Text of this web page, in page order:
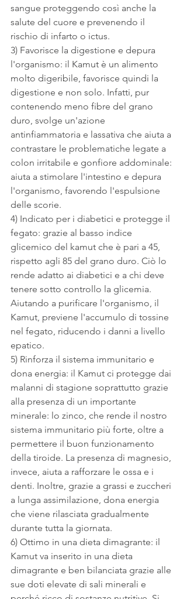
sangue proteggendo così anche la
salute del cuore e prevenendo il
rischio di infarto o ictus.
3) Favorisce la digestione e depura
l'organismo: il Kamut è un alimento
molto digeribile, favorisce quindi la
digestione e non solo. Infatti, pur
contenendo meno fibre del grano
duro, svolge un'azione
antinfiammatoria e lassativa che aiuta a
contrastare le problematiche legate a
colon irritabile e gonfiore addominale:
aiuta a stimolare l'intestino e depura
l'organismo, favorendo l'espulsione
delle scorie.
4) Indicato per i diabetici e protegge il
fegato: grazie al basso indice
glicemico del kamut che è pari a 45,
rispetto agli 85 del grano duro. Ciò lo
rende adatto ai diabetici e a chi deve
tenere sotto controllo la glicemia.
Aiutando a purificare l'organismo, il
Kamut, previene l'accumulo di tossine
nel fegato, riducendo i danni a livello
epatico.
5) Rinforza il sistema immunitario e
dona energia: il Kamut ci protegge dai
malanni di stagione soprattutto grazie
alla presenza di un importante
minerale: lo zinco, che rende il nostro
sistema immunitario più forte, oltre a
permettere il buon funzionamento
della tiroide. La presenza di magnesio,
invece, aiuta a rafforzare le ossa e i
denti. Inoltre, grazie a grassi e zuccheri
a lunga assimilazione, dona energia
che viene rilasciata gradualmente
durante tutta la giornata.
6) Ottimo in una dieta dimagrante: il
Kamut va inserito in una dieta
dimagrante e ben bilanciata grazie alle
sue doti elevate di sali minerali e